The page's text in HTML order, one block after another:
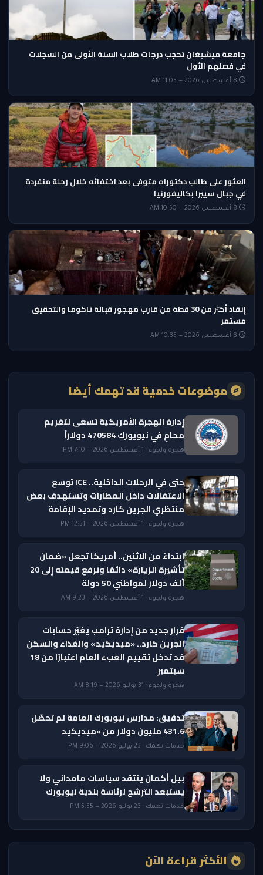
جامعة ميشيغان تحجب درجات طلاب السنة الأولى من السجلات
في فصلهم الأول
العثور على طالب دكتوراه متوفى بعد اختفائه خلال رحلة منفردة
في جبال سييرا بكاليفورنيا
إنقاذ أكثر من 30 قطة من قارب مهجور قبالة تاكوما والتحقيق
مستمر
موضوعات خدمية قد تهمك أيضًا
إدارة الهجرة الأمريكية تسعى لتغريم
محامٍ في نيويورك 470584 دولاراً
هجرة ولجوء · 1 أغسطس 2026 — 7:10 PM
حتى في الرحلات الداخلية.. ICE توسع
الاعتقالات داخل المطارات وتستهدف بعض
منتظري الجرين كارد وتمديد الإقامة
هجرة ولجوء · 1 أغسطس 2026 — 12:51 PM
ابتداءً من الاثنين.. أمريكا تجعل «ضمان
تأشيرة الزيارة» دائمًا وترفع قيمته إلى 20
ألف دولار لمواطني 50 دولة
هجرة ولجوء · 1 أغسطس 2026 — 9:23 AM
قرار جديد من إدارة ترامب يغيّر حسابات
الجرين كارد.. «ميديكيد» والغذاء والسكن
قد تدخل تقييم العبء العام اعتبارًا من 18
سبتمبر
هجرة ولجوء · 31 يوليو 2026 — 8:19 AM
تدقيق: مدارس نيويورك العامة لم تحصّل
431.6 مليون دولار من «ميديكيد
خدمات تهمك · 23 يوليو 2026 — 9:06 PM
بيل أكمان ينتقد سياسات مامداني ولا
يستبعد الترشح لرئاسة بلدية نيويورك
خدمات تهمك · 23 يوليو 2026 — 5:35 PM
الأكثر قراءة الآن